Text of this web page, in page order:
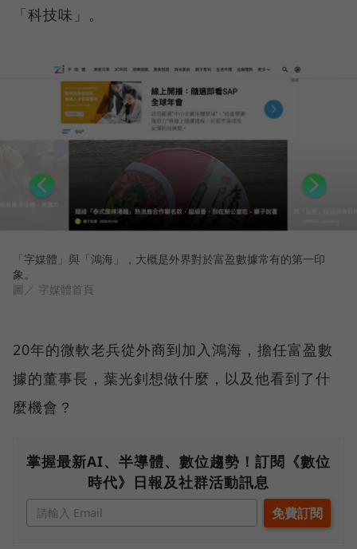
「科技味」。
「字媒體」與「鴻海」，大概是外界對於富盈數據常有的第一印
象。
圖／ 字媒體首頁
20年的微軟老兵從外商到加入鴻海，擔任富盈數
據的董事長，葉光釗想做什麼，以及他看到了什
麼機會？
掌握最新AI、半導體、數位趨勢！訂閱《數位
時代》日報及社群活動訊息